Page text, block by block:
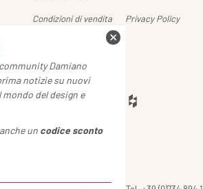
Condizioni di vendita
Privacy Policy
SEGUICI
Damiano
notizie su nuovi
del design e
un codice sconto